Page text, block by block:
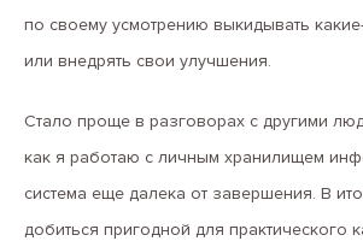
по своему усмотрению выкидывать
или внедрять свои улучшения.
Стало проще в разговорах с другими
как я работаю с личным хранилищем
система еще далека от завершения. В
добиться пригодной для практического